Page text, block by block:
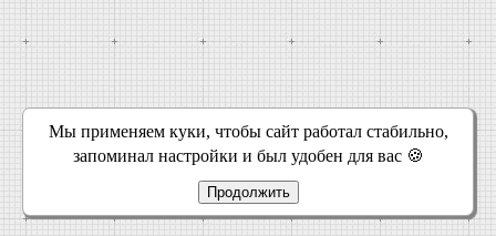
Мы применяем куки, чтобы сайт работал стабильно,
запоминал настройки и был удобен для вас 🍪
Продолжить